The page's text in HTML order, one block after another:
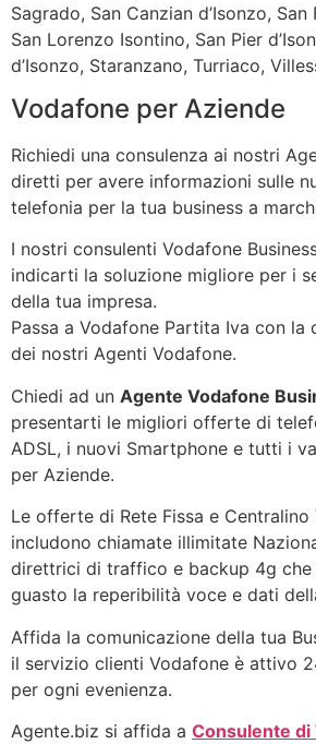
Sagrado, San Canzian d’Isonzo,
San Lorenzo Isontino, San Pier
d’Isonzo, Staranzano, Turriaco,
Vodafone per Aziende
Richiedi una consulenza ai nostri
diretti per avere informazioni sulle
telefonia per la tua business a
I nostri consulenti Vodafone
indicarti la soluzione migliore per i
della tua impresa.
Passa a Vodafone Partita Iva con la
dei nostri Agenti Vodafone.
Chiedi ad un Agente Vodafone
presentarti le migliori offerte di
ADSL, i nuovi Smartphone e tutti i
per Aziende.
Le offerte di Rete Fissa e Centralino
includono chiamate illimitate
direttrici di traffico e backup 4g che
guasto la reperibilità voce e dati
Affida la comunicazione della tua
il servizio clienti Vodafone è attivo
per ogni evenienza.
Agente.biz si affida a Consulente di